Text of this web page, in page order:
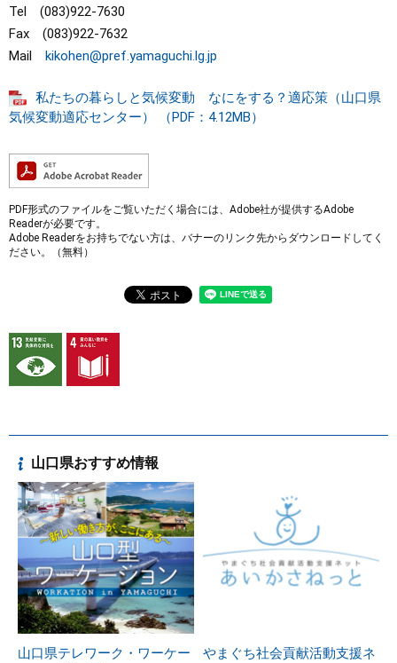
Tel (083)922-7630
Fax (083)922-7632
Mail kikohen@pref.yamaguchi.lg.jp
私たちの暮らしと気候変動 なにをする？適応策（山口県
気候変動適応センター） （PDF：4.12MB）
PDF形式のファイルをご覧いただく場合には、Adobe社が提供するAdobe
Readerが必要です。
Adobe Readerをお持ちでない方は、バナーのリンク先からダウンロードしてく
ださい。（無料）
山口県おすすめ情報
山口県テレワーク・ワーケー
やまぐち社会貢献活動支援ネ